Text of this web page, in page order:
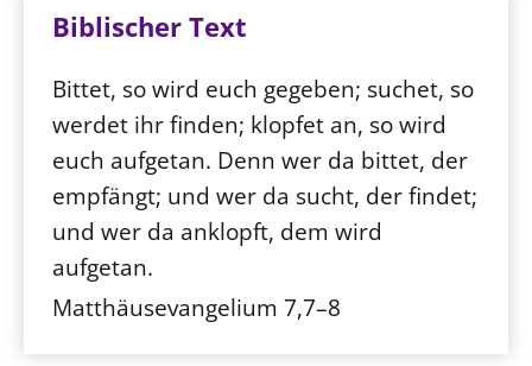
Biblischer Text
Bittet, so wird euch gegeben; suchet, so
werdet ihr finden; klopfet an, so wird
euch aufgetan. Denn wer da bittet, der
empfängt; und wer da sucht, der findet;
und wer da anklopft, dem wird
aufgetan.
Matthäusevangelium 7,7–8